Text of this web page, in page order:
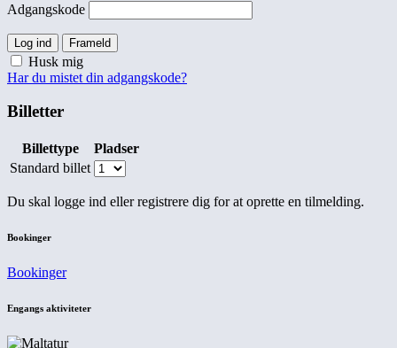
Adgangskode
Log ind Frameld
Husk mig
Har du mistet din adgangskode?
Billetter
Billettype
Pladser
Standard billet
Du skal logge ind eller registrere dig for at oprette en tilmelding.
Bookinger
Bookinger
Engangs aktiviteter